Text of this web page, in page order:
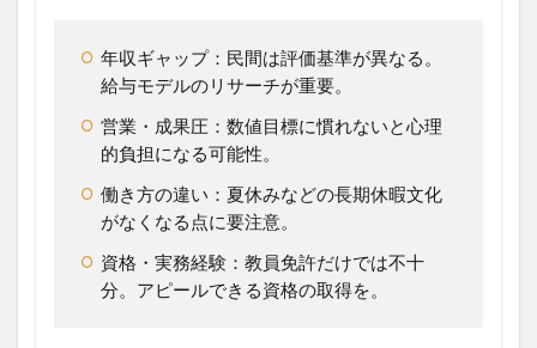
年収ギャップ：民間は評価基準が異なる。
給与モデルのリサーチが重要。
営業・成果圧：数値目標に慣れないと心理
的負担になる可能性。
働き方の違い：夏休みなどの長期休暇文化
がなくなる点に要注意。
資格・実務経験：教員免許だけでは不十
分。アピールできる資格の取得を。